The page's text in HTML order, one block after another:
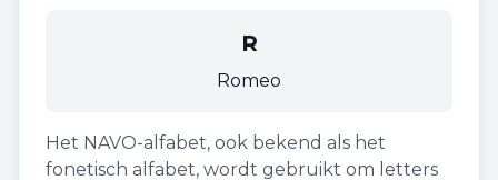
R
Romeo
Het NAVO-alfabet, ook bekend als het
fonetisch alfabet, wordt gebruikt om letters